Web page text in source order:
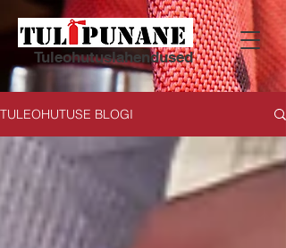
Tuleohutuslahendused
TULEOHUTUSE BLOGI